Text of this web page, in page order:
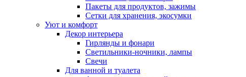
Пакеты для продуктов, зажимы
Сетки для хранения, экосумки
Уют и комфорт
Декор интерьера
Гирлянды и фонари
Светильники-ночники, лампы
Свечи
Для ванной и туалета